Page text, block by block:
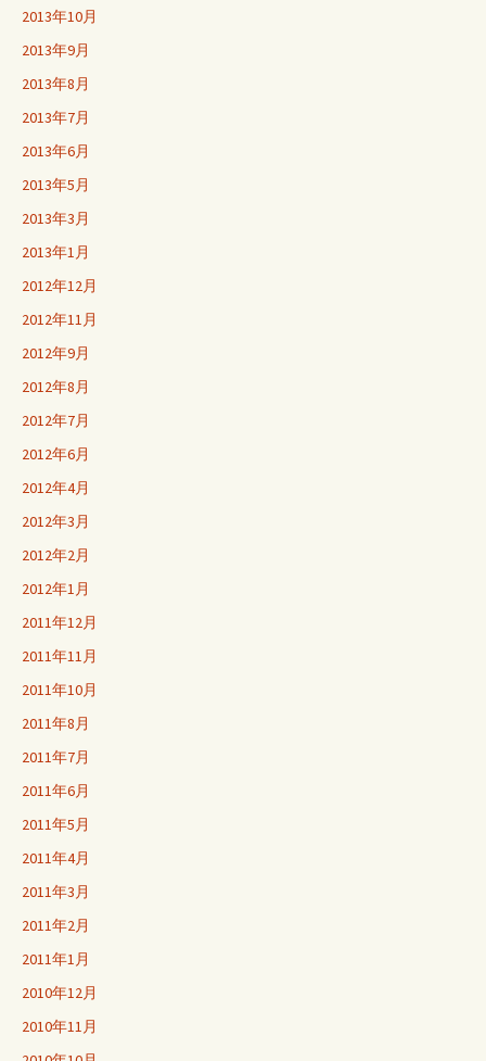
2013年10月
2013年9月
2013年8月
2013年7月
2013年6月
2013年5月
2013年3月
2013年1月
2012年12月
2012年11月
2012年9月
2012年8月
2012年7月
2012年6月
2012年4月
2012年3月
2012年2月
2012年1月
2011年12月
2011年11月
2011年10月
2011年8月
2011年7月
2011年6月
2011年5月
2011年4月
2011年3月
2011年2月
2011年1月
2010年12月
2010年11月